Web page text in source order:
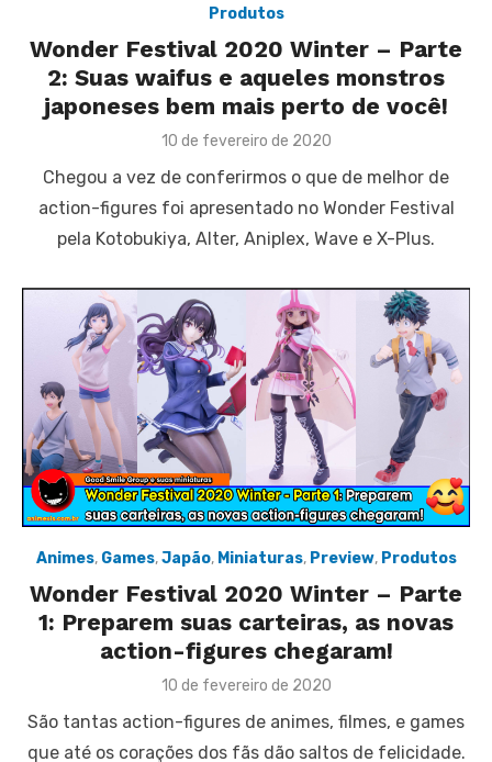
Produtos
Wonder Festival 2020 Winter – Parte
2: Suas waifus e aqueles monstros
japoneses bem mais perto de você!
Posted
10 de fevereiro de 2020
Chegou a vez de conferirmos o que de melhor de
action-figures foi apresentado no Wonder Festival
pela Kotobukiya, Alter, Aniplex, Wave e X-Plus.
Animes, Games,Japão, Miniaturas, Preview, Produtos
Wonder Festival 2020 Winter – Parte
1: Preparem suas carteiras, as novas
action-figures chegaram!
Posted
10 de fevereiro de 2020
São tantas action-figures de animes, filmes, e games
que até os corações dos fãs dão saltos de felicidade.